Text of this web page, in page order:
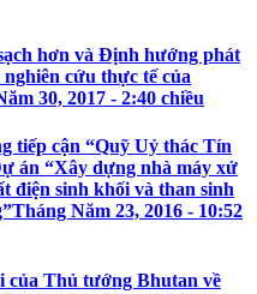
hơn và Định hướng phát
cứu thực tế của
30, 2017 - 2:40 chiều
tiếp cận “Quỹ Uỷ thác Tín
án “Xây dựng nhà máy xử
điện sinh khối và than sinh
Tháng Năm 23, 2016 - 10:52
của Thủ tướng Bhutan về